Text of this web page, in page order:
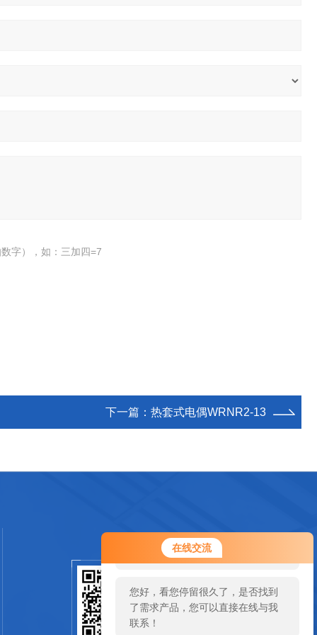
在线交流
您好！欢迎前来咨询，很高兴为您
服务，请问您要咨询什么问题呢？
您好，看您停留很久了，是否找到
了需求产品，您可以直接在线与我
联系！
字），如：三加四=7
下一篇： 热套式电偶WRNR2-13
扫码加微信